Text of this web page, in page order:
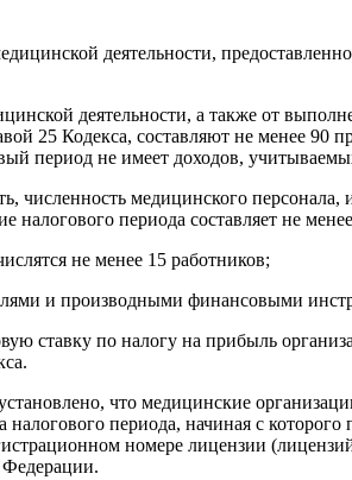
деятельности,
деятельности, а также от
25 Кодекса, составляют не менее
период не имеет доходов,
медицинского
периода составляет не
не менее 15 работников;
и производными финансовыми
ставку по налогу на прибыль
что медицинские
налогового периода, начиная с
номере лицензии
Федерации.